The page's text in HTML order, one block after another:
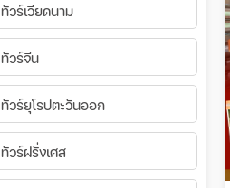
ทัวร์เวียดนาม
ทัวร์จีน
ทัวร์ยุโรปตะวันออก
ทัวร์ฝรั่งเศส